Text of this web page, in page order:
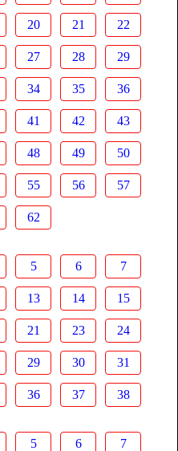
20 21 22
27 28 29
34 35 36
41 42 43
48 49 50
55 56 57
62
5 6 7
13 14 15
21 23 24
29 30 31
36 37 38
5 6 7